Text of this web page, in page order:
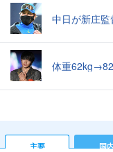
中日が新庄
体重
主要 国